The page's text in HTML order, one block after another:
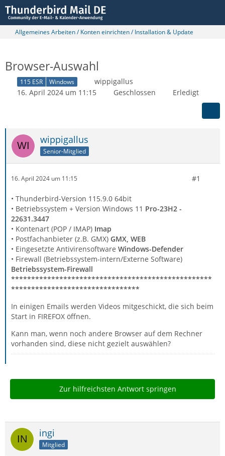
Allgemeines Arbeiten / Konten einrichten / Installation & Update
Browser-Auswahl
115 ESR Windows
wippigallus
16. April 2024 um 11:15
Geschlossen Erledigt
wippigallus
Senior-Mitglied
16. April 2024 um 11:15 #1
• Thunderbird-Version 115.9.0 64bit
• Betriebssystem + Version Windows 11 Pro-23H2 -
22631.3447
• Kontenart (POP / IMAP) Imap
• Postfachanbieter (z.B. GMX) GMX, WEB
• Eingesetzte Antivirensoftware Windows-Defender
• Firewall (Betriebssystem-intern/Externe Software)
Betriebssystem-Firewall
**************************************************
********************************
In einigen Emails werden Videos mitgeschickt, die sich beim
Start in FIREFOX öffnen.
Kann man, wenn noch andere Browser auf dem Rechner
vorhanden sind, diese nicht gezielt auswählen?
Zur hilfreichsten Antwort springen
ingi
Mitglied